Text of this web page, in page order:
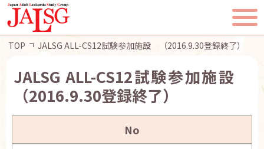
TOP
JALSGとは
TOP JALSG ALL-CS12試験参加施設 （2016.9.30登録終了）
JALSG ALL-CS12試験参加施設
（2016.9.30登録終了）
No